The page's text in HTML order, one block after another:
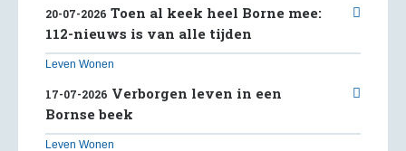
20-07-2026 Toen al keek heel Borne mee:
112-nieuws is van alle tijden
Leven Wonen
17-07-2026 Verborgen leven in een
Bornse beek
Leven Wonen